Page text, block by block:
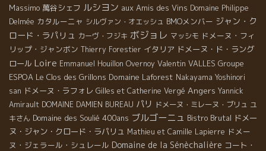
Massimo 萬谷シェフ ルシヨン aux Amis des Vins Domaine Philippe
Delmée カタルーニャ シルヴァン・オエッシュ BMOメンバー ジャン・ク
ロード・ラパリュ カーヴ・フジキ ボジョレ マッシモ ドメーヌ・フィ
リップ・ジャンボン Thierry Forestier イタリア ドメーヌ・ド・ラング
ロール Loire Emmanuel Houillon Overnoy Valentin VALLES Groupe
ESPOA Le Clos des Grillons Domaine Laforest Nakayama Yoshinori
san ドメーヌ・ラフォレ Gilles et Catherine Vergé Angers Yannick
Amirault DOMAINE DAMIEN BUREAU パリ ドメーヌ・ミレーヌ・ブリュ ユ
キさん Domaine des Soulié 400ans ブルゴーニュ Bistro Brutal ドメー
ヌ・ジャン・クロード・ラパリュ Mathieu et Camille Lapierre ドメー
ヌ・ジェラール・シュレール Domaine de la Sénèchalière コート・